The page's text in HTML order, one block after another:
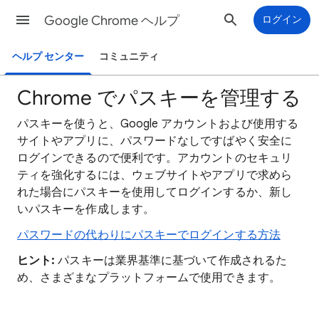
Google Chrome ヘルプ ログイン
ヘルプ センター コミュニティ
Chrome でパスキーを管理する
パスキーを使うと、Google アカウントおよび使用する
サイトやアプリに、パスワードなしですばやく安全に
ログインできるので便利です。アカウントのセキュリ
ティを強化するには、ウェブサイトやアプリで求めら
れた場合にパスキーを使用してログインするか、新し
いパスキーを作成します。
パスワードの代わりにパスキーでログインする方法
ヒント:パスキーは業界基準に基づいて作成されるた
め、さまざまなプラットフォームで使用できます。